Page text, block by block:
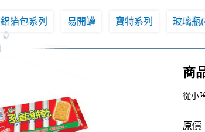
鋁箔包系列 易開罐 寶特系列 玻璃瓶
商
從小
原價